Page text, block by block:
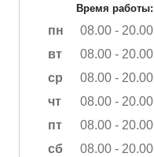
Время работы:
пн
08.00 - 20.00
вт
08.00 - 20.00
ср
08.00 - 20.00
чт
08.00 - 20.00
пт
08.00 - 20.00
сб
08.00 - 20.00